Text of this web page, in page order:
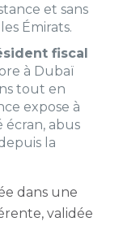
et sans
Émirats.
fiscal
à Dubaï
tout en
expose à
écran, abus
la
dans une
validée